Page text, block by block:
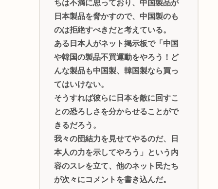
ちは不満に思っており、中国製品が
日本製品を脅かすので、中国製のも
のは拒絶すべきだと考えている。
ある日本人がネット掲示板で「中国
や韓国の製品不買運動をやろう！ど
んな製品も中国製、韓国製なら買っ
てはいけない。
そうすれば彼らに日本を敵に回すこ
との恐ろしさを分からせることがで
きるだろう。
我々の団結力を見せてやるのだ、日
本人の力を示してやろう」という内
容のスレを立て、他のネット民たち
が次々にコメントを書き込んだ。